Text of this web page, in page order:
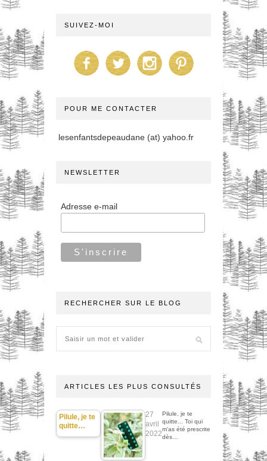
SUIVEZ-MOI
POUR ME CONTACTER
lesenfantsdepeaudane (at) yahoo.fr
NEWSLETTER
Adresse e-mail
RECHERCHER SUR LE BLOG
ARTICLES LES PLUS CONSULTÉS
Pilule, je te
quitte…
27
avril
2022
Pilule, je te
quitte... Toi qui
m'as été prescrite
dès…